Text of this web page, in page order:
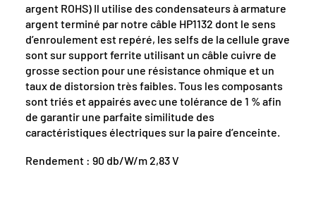
argent ROHS) Il utilise des condensateurs à armature
argent terminé par notre câble HP1132 dont le sens
d’enroulement est repéré, les selfs de la cellule grave
sont sur support ferrite utilisant un câble cuivre de
grosse section pour une résistance ohmique et un
taux de distorsion très faibles. Tous les composants
sont triés et appairés avec une tolérance de 1 % afin
de garantir une parfaite similitude des
caractéristiques électriques sur la paire d’enceinte.
Rendement : 90 db/W/m 2,83 V